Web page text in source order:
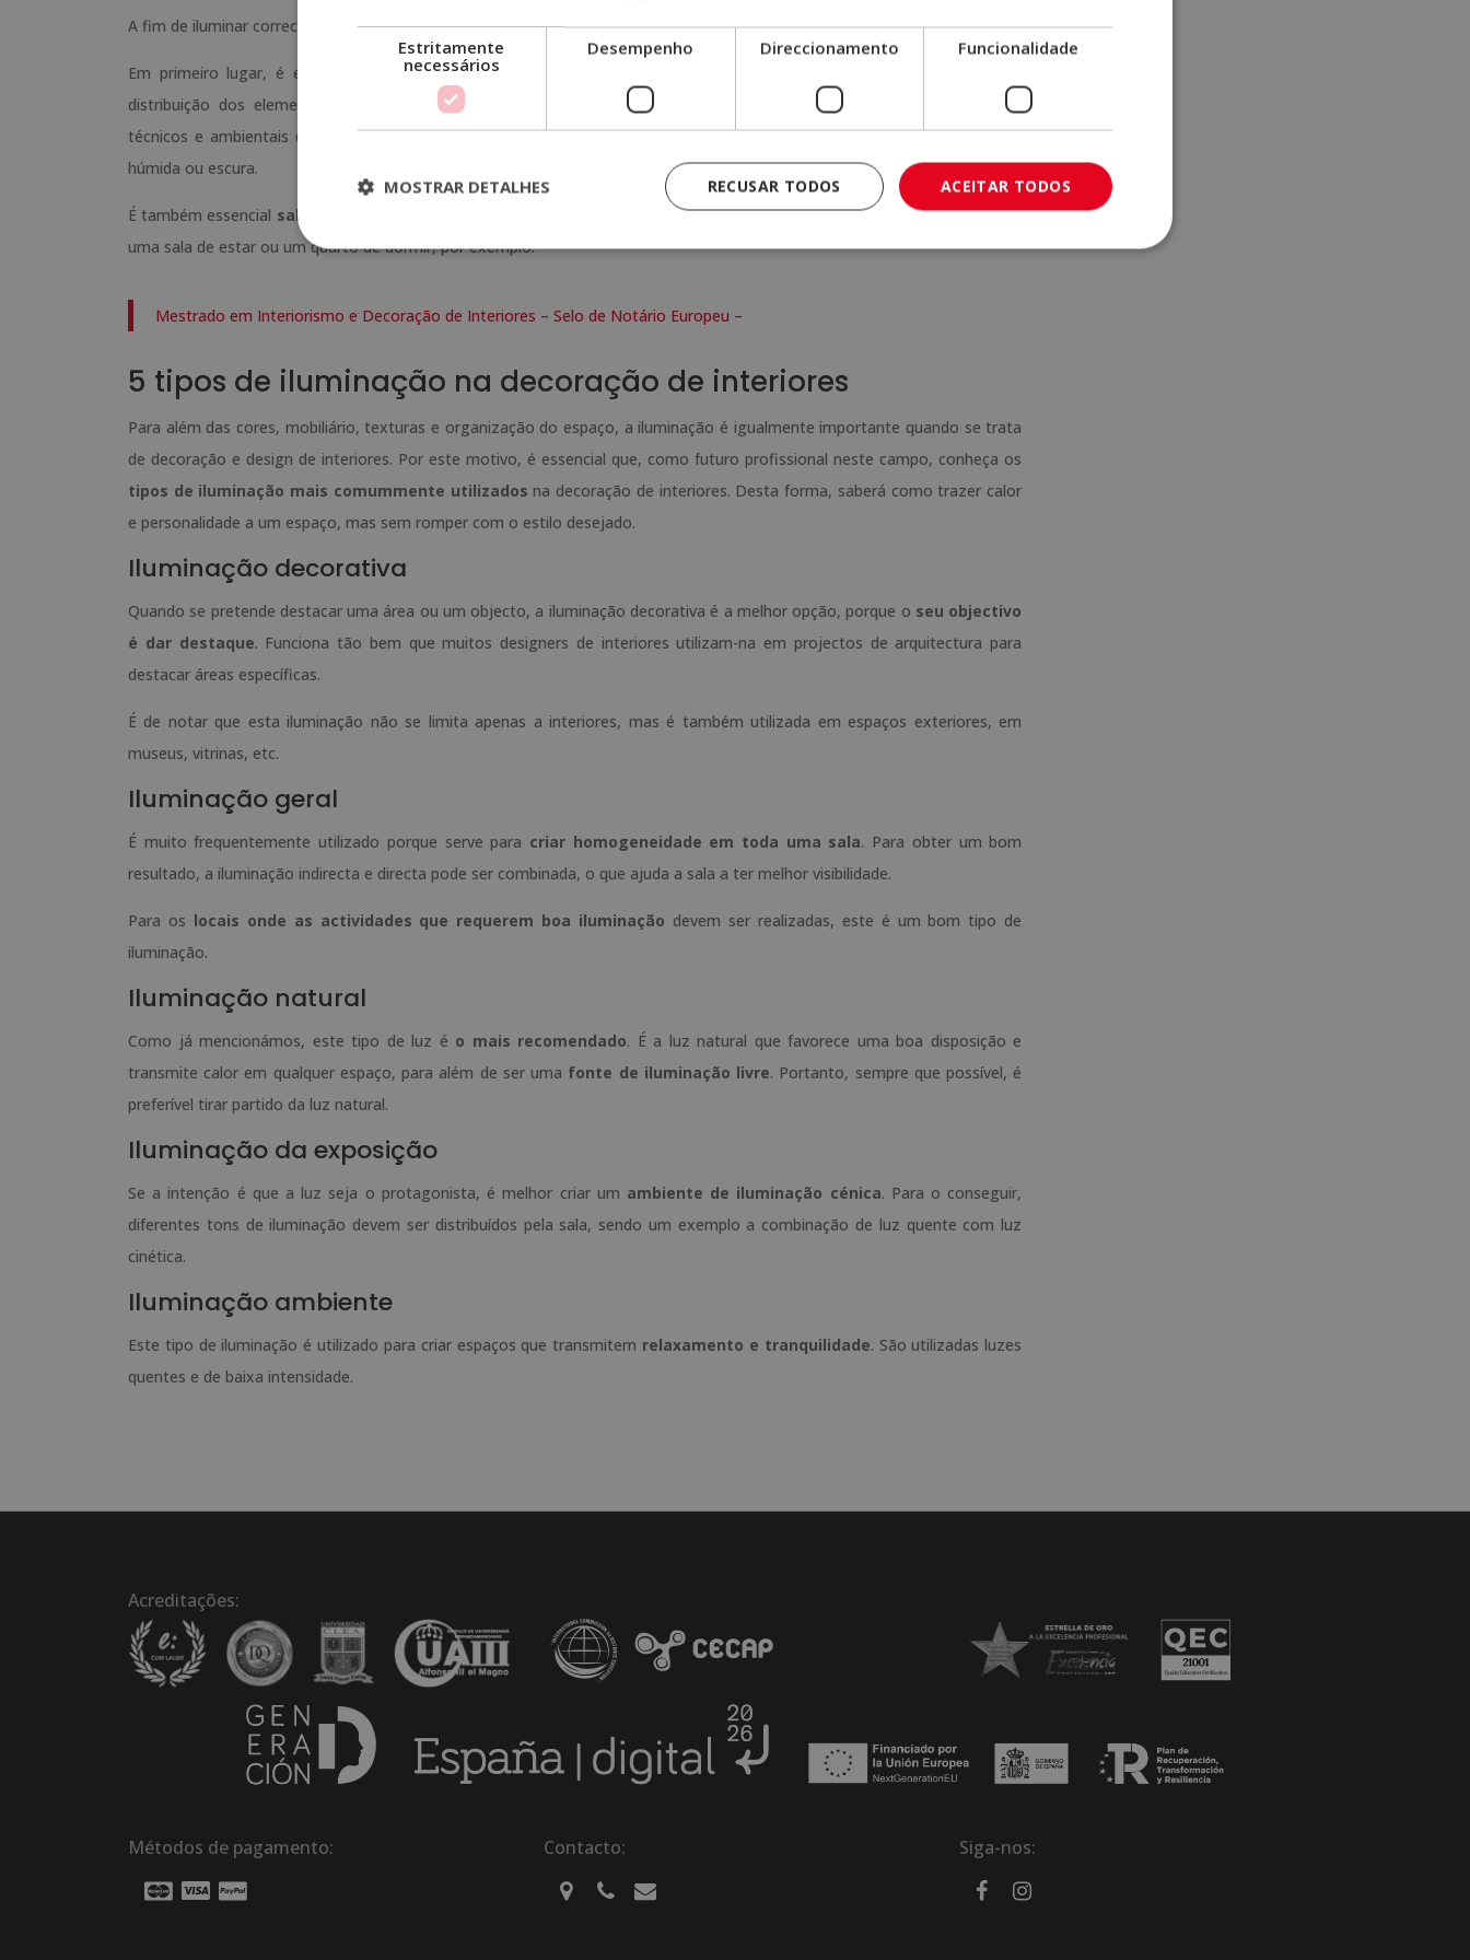
A fim de iluminar correctamente uma sala, é necessário ter em contavários factores.
Em primeiro lugar, é essencial realizar umestudo do próprio espaço
distribuição dos elementos decorativos, o espaço disponível, etc. É igualmente necessário ter em conta os factores
técnicos e ambientais que influenciam a iluminação da sala, tais como o sistema de cablagem ou se a sala está muito
húmida ou escura.
É também essencial saber ou prever que tipo de actividades terão lugarno próprio quarto, ou seja, se este se tornará
uma sala de estar ou um quarto de dormir, por exemplo.
Mestrado em Interiorismo e Decoração de Interiores – Selo de Notário Europeu –
5 tipos de iluminação na decoração de interiores
Para além das cores, mobiliário, texturas e organização do espaço, a iluminação é igualmente importante quando se trata
de decoração e design de interiores. Por este motivo, é essencial que, como futuro profissional neste campo, conheça os
tipos de iluminação mais comummente utilizados na decoração de interiores. Desta forma, saberá como trazer calor
e personalidade a um espaço, mas sem romper com o estilo desejado.
Iluminação decorativa
Quando se pretende destacar uma área ou um objecto, a iluminação decorativa é a melhor opção, porque o seu objectivo
é dar destaque. Funciona tão bem que muitos designers de interiores utilizam-na em projectos de arquitectura para
destacar áreas específicas.
É de notar que esta iluminação não se limita apenas a interiores, mas é também utilizada em espaços exteriores, em
museus, vitrinas, etc.
Iluminação geral
É muito frequentemente utilizado porque serve para criar homogeneidade em toda uma sala. Para obter um bom
resultado, a iluminação indirecta e directa pode ser combinada, o que ajuda a sala a ter melhor visibilidade.
Para os locais onde as actividades que requerem boa iluminação devem ser realizadas, este é um bom tipo de
iluminação.
Iluminação natural
Como já mencionámos, este tipo de luz é o mais recomendado. É a luz natural que favorece uma boa disposição e
transmite calor em qualquer espaço, para além de ser uma fonte de iluminação livre. Portanto, sempre que possível, é
preferível tirar partido da luz natural.
Iluminação da exposição
Se a intenção é que a luz seja o protagonista, é melhor criar um ambiente de iluminação cénica. Para o conseguir,
diferentes tons de iluminação devem ser distribuídos pela sala, sendo um exemplo a combinação de luz quente com luz
cinética.
Iluminação ambiente
Este tipo de iluminação é utilizado para criar espaços que transmitem relaxamento e tranquilidade. São utilizadas luzes
quentes e de baixa intensidade.
Acreditações:
Métodos de pagamento: Contacto: Siga-nos:
Estritamente
necessários
Desempenho Direccionamento Funcionalidade
ACEITAR TODOS
RECUSAR TODOS
MOSTRAR DETALHES